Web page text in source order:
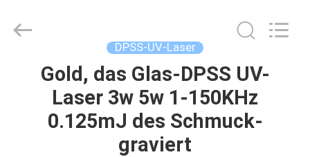
HAUS
PRODUKTE
Laser
Technology
DPSS-UV-Laser
Gold, das Glas-DPSS UV-
Laser 3w 5w 1-150KHz
0.125mJ des Schmuck-
graviert